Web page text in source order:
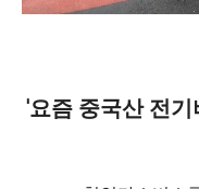
'요즘 중국산 전